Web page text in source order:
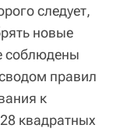
следует,
новые
соблюдены
правил
к
квадратных